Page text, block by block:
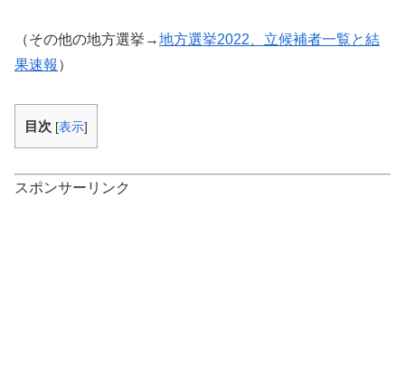
（その他の地方選挙→地方選挙2022、立候補者一覧と結
果速報 ）
目次 [表示]
スポンサーリンク